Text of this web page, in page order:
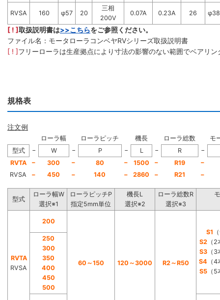
RVSA 160 φ57 20
三相
200V
0.07A 0.23A 26
[ ! ]取扱説明書は>>こちらをご参照ください。
ファイル名：モータローラコンベヤRVシリーズ取扱説明書
[ ! ]フリーローラは生産拠点により寸法の影響のない範囲でベアリ
規格表
注文例
ローラ幅 ローラピッチ 機長 ローラ総数
モ
型式
− W − P − L − R
−
RVTA
− 300 − 80 − 1500 − R19
−
RVSA
− 450 − 140 − 2860 − R21 −
型式
ローラ幅W
選択※1
ローラピッチP
指定5mm単位
機長L
選択※2
ローラ総数R
選択※3
RVTA
RVSA
200
60～150 120～3000 R2～R50
S1
S2（2
S3（3
S4 （
S5（5
250
300
350
400
450
500